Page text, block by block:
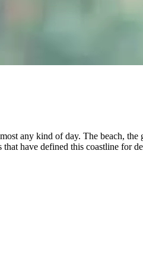
any kind of day. The beach, the
have defined this coastline for